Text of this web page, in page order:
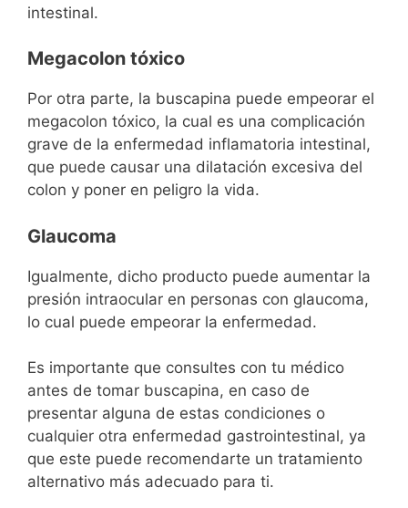
intestinal.
Megacolon tóxico
Por otra parte, la buscapina puede empeorar el
megacolon tóxico, la cual es una complicación
grave de la enfermedad inflamatoria intestinal,
que puede causar una dilatación excesiva del
colon y poner en peligro la vida.
Glaucoma
Igualmente, dicho producto puede aumentar la
presión intraocular en personas con glaucoma,
lo cual puede empeorar la enfermedad.
Es importante que consultes con tu médico
antes de tomar buscapina, en caso de
presentar alguna de estas condiciones o
cualquier otra enfermedad gastrointestinal, ya
que este puede recomendarte un tratamiento
alternativo más adecuado para ti.